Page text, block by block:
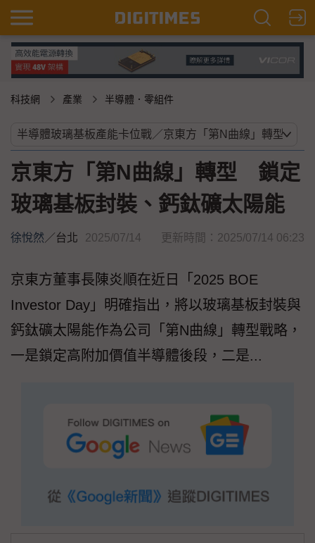
科技網 產業 半導體．零組件
京東方「第N曲線」轉型 鎖定
玻璃基板封裝、鈣鈦礦太陽能
徐悅然／台北 2025/07/14 更新時間：2025/07/14 06:23
京東方董事長陳炎順在近日「2025 BOE
Investor Day」明確指出，將以玻璃基板封裝與
鈣鈦礦太陽能作為公司「第N曲線」轉型戰略，
一是鎖定高附加價值半導體後段，二是...